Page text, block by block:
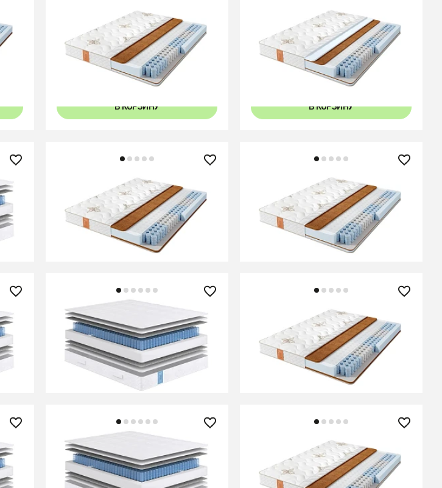
Матрас Comfort Eco Optima
В КОРЗИНУ
Матрас Comfort Eco Middle
140x46 160x46 200x46
В КОРЗИНУ
Матрас Comfort Eco Hard
В КОРЗИНУ
Матрас Comfort Eco Optima
В КОРЗИНУ
27 610 ₽
Матрас Classic Standart Soft
В КОРЗИНУ
Матрас Comfort Eco Hard
В КОРЗИНУ
23 090 ₽
Матрас Classic Standart Soft Матрас Comfort Eco Optima